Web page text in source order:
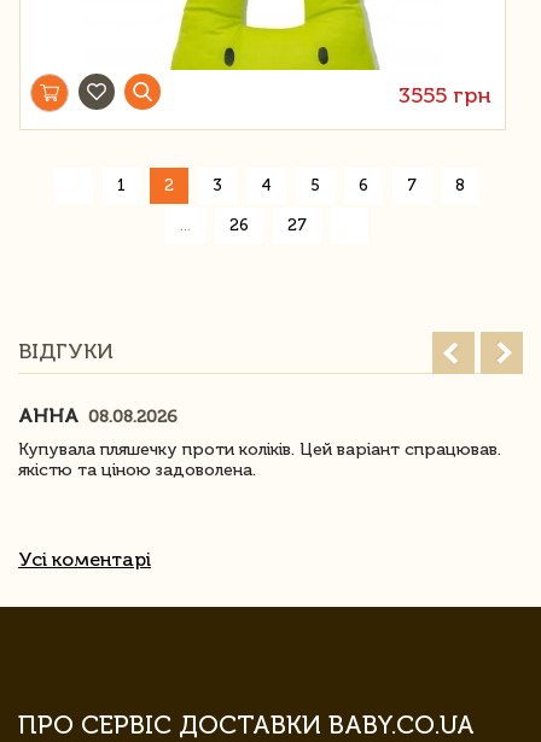
3555 грн
1 2 3 4 5 6 7 8
26 27
ВІДГУКИ
АННА 08.08.2026
Купувала пляшечку проти коліків. Цей варіант спрацював.
якістю та ціною задоволена.
Усі коментарі
ПРО СЕРВІС ДОСТАВКИ BABY.CO.UA